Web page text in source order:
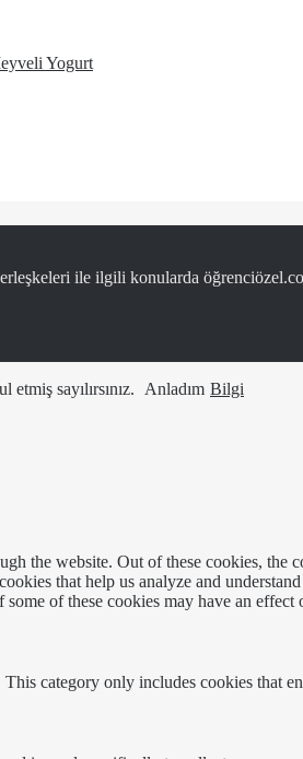
Yogurt
ile ilgili konularda
sayılırsınız.
Anladım Bilgi
the website. Out of these cookies, the
that help us analyze and
of these cookies may have an
category only includes cookies that